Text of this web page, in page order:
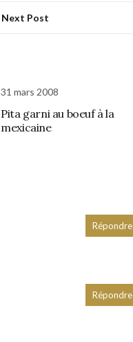
Next Post
31 mars 2008
Pita garni au boeuf à la
mexicaine
Répondre
Répondre